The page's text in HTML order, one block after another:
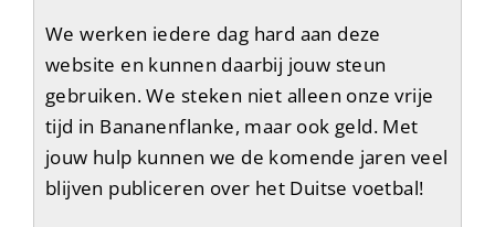
We werken iedere dag hard aan deze
website en kunnen daarbij jouw steun
gebruiken. We steken niet alleen onze vrije
tijd in Bananenflanke, maar ook geld. Met
jouw hulp kunnen we de komende jaren veel
blijven publiceren over het Duitse voetbal!